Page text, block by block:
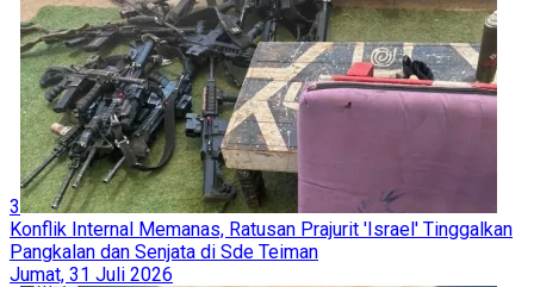
3
Konflik Internal Memanas, Ratusan Prajurit 'Israel' Tinggalkan
Pangkalan dan Senjata di Sde Teiman
Jumat, 31 Juli 2026